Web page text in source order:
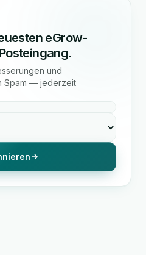
eGrow-
und
Spam — jederzeit